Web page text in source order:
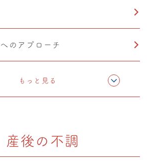
のアプローチ
レッチ（リリース）
もっと見る
産後の不調